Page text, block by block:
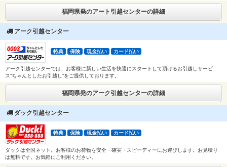
福岡県発のアート引越センターの詳細
アーク引越センター
特典 保険 現金払い カード払い
アーク引越センターでは、お客様に新しい生活を快適にスタートして頂けるお引越しサービ
ス”ちゃんとしたお引越し”をご提供しております。
福岡県発のアーク引越センターの詳細
ダック引越センター
特典 保険 現金払い カード払い
ダックは全国ネット。お客様のお荷物を安全・確実・スピーディーにお運びします。お見積り
は無料です。お気軽にご利用ください。